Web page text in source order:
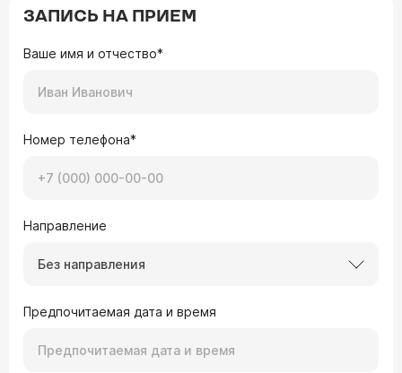
ЗАПИСЬ НА ПРИЕМ
Ваше имя и отчество*
Номер телефона*
Направление
Без направления
Предпочитаемая дата и время